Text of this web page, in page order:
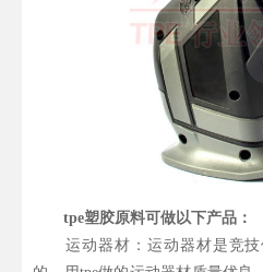
tpe塑胶原料可做以下产品：
运动器材：运动器材是竞技